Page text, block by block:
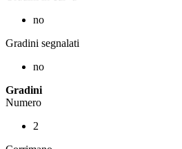
no
Gradini segnalati
no
Gradini
Numero
2